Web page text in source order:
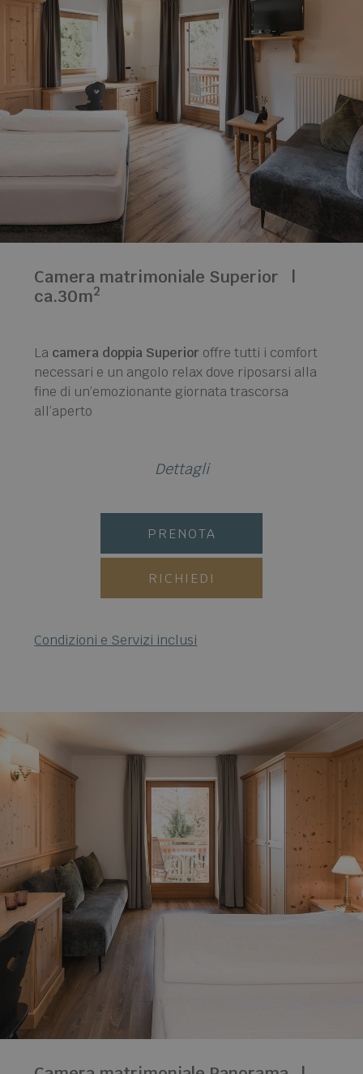
Camera matrimoniale Superior
|
ca.30m2
La camera doppia Superior offre tutti i comfort
necessari e un angolo relax dove riposarsi alla
fine di un’emozionante giornata trascorsa
all’aperto
Dettagli
PRENOTA
RICHIEDI
Condizioni e Servizi inclusi